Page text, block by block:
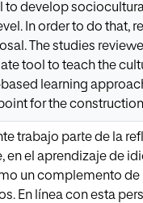
to develop
In order to do
The studies
tool to teach the
learning
for the
trabajo parte de la
en el aprendizaje de
un complemento de
En línea con esta